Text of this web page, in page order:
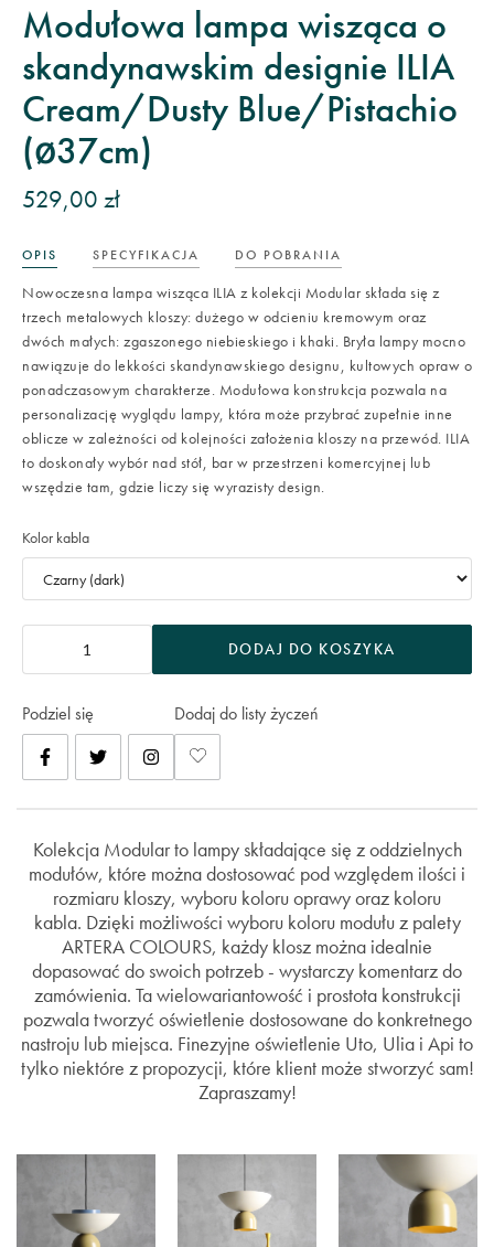
Modułowa lampa wisząca o
skandynawskim designie ILIA
Cream/Dusty Blue/Pistachio
(ø37cm)
529,00 zł
OPIS SPECYFIKACJA DO POBRANIA
Nowoczesna lampa wisząca ILIA z kolekcji Modular składa się z
trzech metalowych kloszy: dużego w odcieniu kremowym oraz
dwóch małych: zgaszonego niebieskiego i khaki. Bryła lampy mocno
nawiązuje do lekkości skandynawskiego designu, kultowych opraw o
ponadczasowym charakterze. Modułowa konstrukcja pozwala na
personalizację wyglądu lampy, która może przybrać zupełnie inne
oblicze w zależności od kolejności założenia kloszy na przewód. ILIA
to doskonały wybór nad stół, bar w przestrzeni komercyjnej lub
wszędzie tam, gdzie liczy się wyrazisty design.
Kolor kabla
DODAJ DO KOSZYKA
Podziel się Dodaj do listy życzeń
Kolekcja Modular to lampy składające się z oddzielnych
modułów, które można dostosować pod względem ilości i
rozmiaru kloszy, wyboru koloru oprawy oraz koloru
kabla. Dzięki możliwości wyboru koloru modułu z palety
ARTERA COLOURS, każdy klosz można idealnie
dopasować do swoich potrzeb - wystarczy komentarz do
zamówienia. Ta wielowariantowość i prostota konstrukcji
pozwala tworzyć oświetlenie dostosowane do konkretnego
nastroju lub miejsca. Finezyjne oświetlenie Uto, Ulia i Api to
tylko niektóre z propozycji, które klient może stworzyć sam!
Zapraszamy!